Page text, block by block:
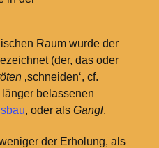
Raum wurde der
(der, das oder
‚schneiden‘, cf.
belassenen
, oder als Gangl.
der Erholung, als